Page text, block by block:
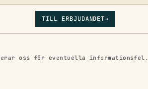
TILL ERBJUDANDET→
oss för eventuella informationsfel.